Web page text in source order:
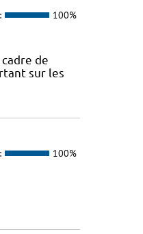
100%
de
sur les
100%